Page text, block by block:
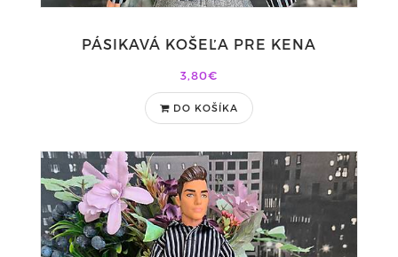
PÁSIKAVÁ KOŠEĽA PRE KENA
3,80€
DO KOŠÍKA